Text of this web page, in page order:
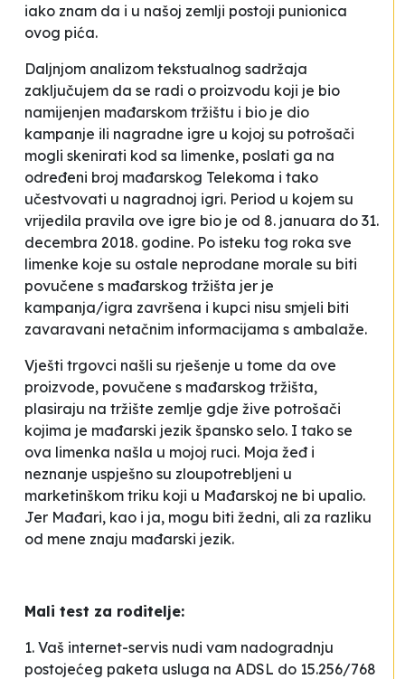
iako znam da i u našoj zemlji postoji punionica
ovog pića.
Daljnjom analizom tekstualnog sadržaja
zaključujem da se radi o proizvodu koji je bio
namijenjen mađarskom tržištu i bio je dio
kampanje ili nagradne igre u kojoj su potrošači
mogli skenirati kod sa limenke, poslati ga na
određeni broj mađarskog Telekoma i tako
učestvovati u nagradnoj igri. Period u kojem su
vrijedila pravila ove igre bio je od 8. januara do 31.
decembra 2018. godine. Po isteku tog roka sve
limenke koje su ostale neprodane morale su biti
povučene s mađarskog tržišta jer je
kampanja/igra završena i kupci nisu smjeli biti
zavaravani netačnim informacijama s ambalaže.
Vješti trgovci našli su rješenje u tome da ove
proizvode, povučene s mađarskog tržišta,
plasiraju na tržište zemlje gdje žive potrošači
kojima je mađarski jezik špansko selo. I tako se
ova limenka našla u mojoj ruci. Moja žeđ i
neznanje uspješno su zloupotrebljeni u
marketinškom triku koji u Mađarskoj ne bi upalio.
Jer Mađari, kao i ja, mogu biti žedni, ali za razliku
od mene znaju mađarski jezik.
Mali test za roditelje:
1. Vaš internet-servis nudi vam nadogradnju
postojećeg paketa usluga na ADSL do 15.256/768